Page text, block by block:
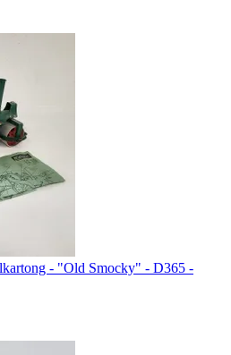
- "Old Smocky" - D365 -